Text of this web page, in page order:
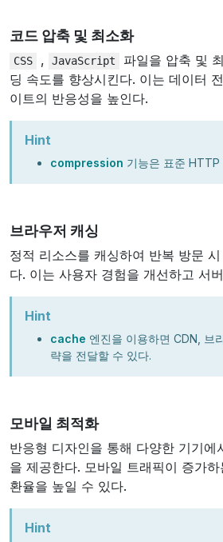
코드 압축 및 최소화
CSS , JavaScript
파일을 압축 및
딩 속도를 향상시킨다. 이는 데이터
이트의 반응성을 높인다.
Hint
compression 기능은 표준 HTTP
브라우저 캐싱
정적 리소스를 캐싱하여 반복 방문
다. 이는 사용자 경험을 개선하고 서
Hint
cache 엔진을 이용하면 CDN, 브
략을 전달할 수 있다.
모바일 최적화
반응형 디자인을 통해 다양한 기기에
을 제공한다. 모바일 트래픽이 증가
환율을 높일 수 있다.
Hint